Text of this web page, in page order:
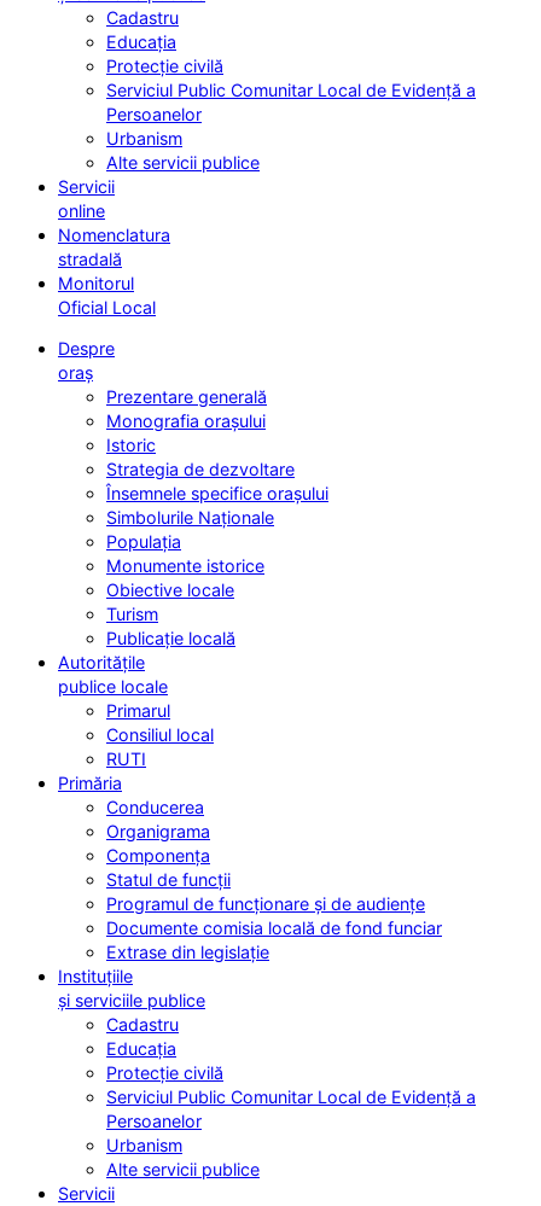
Cadastru
Educația
Protecție civilă
Serviciul Public Comunitar Local de Evidență a
Persoanelor
Urbanism
Alte servicii publice
Servicii
online
Nomenclatura
stradală
Monitorul
Oficial Local
Despre
oraș
Prezentare generală
Monografia orașului
Istoric
Strategia de dezvoltare
Însemnele specifice orașului
Simbolurile Naționale
Populația
Monumente istorice
Obiective locale
Turism
Publicație locală
Autoritățile
publice locale
Primarul
Consiliul local
RUTI
Primăria
Conducerea
Organigrama
Componența
Statul de funcții
Programul de funcționare și de audiențe
Documente comisia locală de fond funciar
Extrase din legislație
Instituțiile
și serviciile publice
Cadastru
Educația
Protecție civilă
Serviciul Public Comunitar Local de Evidență a
Persoanelor
Urbanism
Alte servicii publice
Servicii